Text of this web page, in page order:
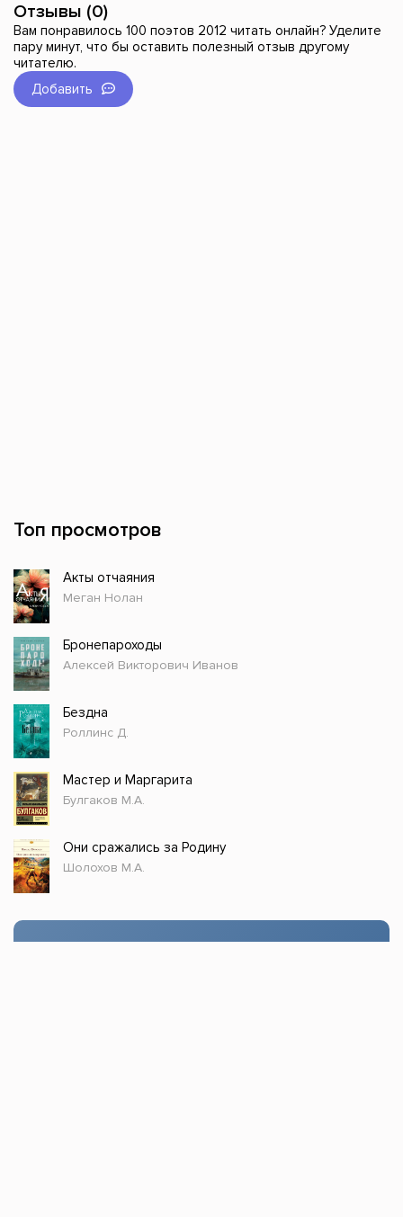
Отзывы (0)
Вам понравилось 100 поэтов 2012 читать онлайн? Уделите
пару минут, что бы оставить полезный отзыв другому
читателю.
Добавить
Топ просмотров
Акты отчаяния
Меган Нолан
Бронепароходы
Алексей Викторович Иванов
Бездна
Роллинс Д.
Мастер и Маргарита
Булгаков М.А.
Они сражались за Родину
Шолохов М.А.